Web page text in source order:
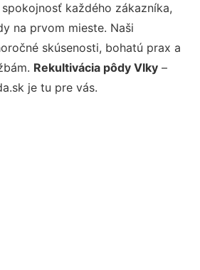
každého zákazníka,
na prvom mieste. Naši
skúsenosti, bohatú prax a
Rekultivácia pôdy Vlky –
je tu pre vás.